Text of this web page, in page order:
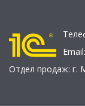
Email:
Отдел продаж: г.